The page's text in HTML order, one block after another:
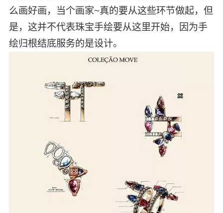
么画好画，当个画家~真的要从这些环节做起，但
是，这并不代表珠宝手绘要从这里开始，因为手
绘归根结底服务的是设计。